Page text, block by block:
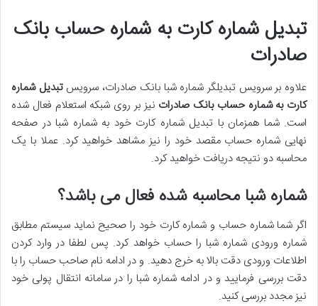
تبدیل شماره کارت به شماره حساب بانک
صادرات
علاوه بر سرویس تبدیلگر شماره شبا بانک صادرات، سرویستبدیل شماره
کارت به شماره حساب بانک صادرات نیز بر روی شبکه استعلام فعال شده
است. شما همزمان با تبدیل شماره کارت خود به شماره شبا در صفحه
نهایی شماره حساب مقصد خود را نیز مشاهد خواهید کرد. عملا با یک
محاسبه دو نتیجه دریافت خواهید کرد.
شماره شبا محاسبه شده فعال می باشد؟
اگر شما شماره حساب و شماره کارت خود را صحیح نماید سیستم مطابق
شماره ورودی شماره شبا را حساب خواهد کرد. پس لطفا در وارد کردن
اطلاعات ورودی دقت بالا به خرج دهید. و در ادامه نام صاحب حساب را با
دقت بررسی فرمایید و در ادامه شماره شبا را در سامانه انتقال پولی خود
نیز مجدد بررسی کنید.